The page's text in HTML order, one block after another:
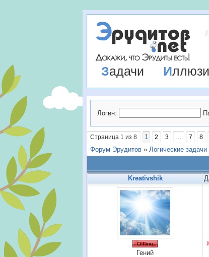
Задачи
Логин:
Страница 1 из 8 1 2 3 … 7 8
Форум Эрудитов » Логические
Kreativshik
Гений